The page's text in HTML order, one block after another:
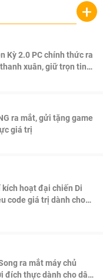
+
Kỳ 2.0 PC chính thức ra
xuân, giữ trọn tinh
ra mắt, gửi tặng game
giá trị
kích hoạt đại chiến Di
code giá trị dành cho
ra mắt máy chủ
đích thực dành cho dân